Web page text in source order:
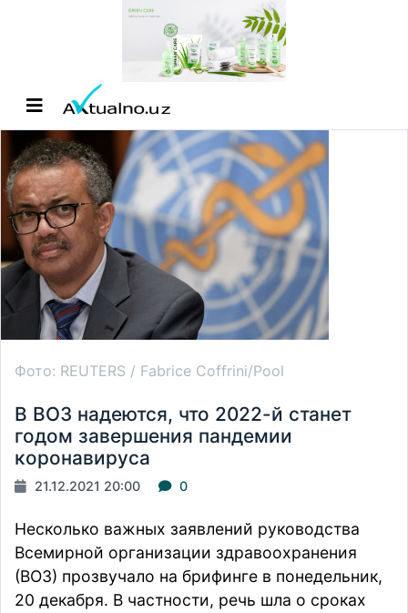
Фото: REUTERS / Fabrice Coffrini/Pool
В ВОЗ надеются, что 2022-й станет
годом завершения пандемии
коронавируса
21.12.2021 20:00 0
Несколько важных заявлений руководства
Всемирной организации здравоохранения
(ВОЗ) прозвучало на брифинге в понедельник,
20 декабря. В частности, речь шла о сроках